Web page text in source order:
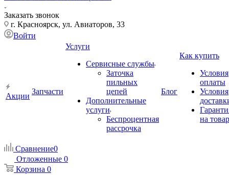
Заказать звонок
г. Красноярск, ул. Авиаторов, 33
Войти
Акции
Запчасти
Услуги
Сервисные службы
Заточка
пильных
цепей
Дополнительные
услуги
Беспроцентная
рассрочка
Блог
Как купить
Условия
оплаты
Условия
на товар
Сравнение0
Отложенные 0
Корзина 0